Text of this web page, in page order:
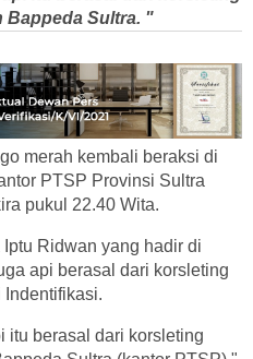
Bappeda Sultra. "
merah kembali beraksi di
PTSP Provinsi Sultra
pukul 22.40 Wita.
Ridwan yang hadir di
api berasal dari korsleting
itu berasal dari korsleting